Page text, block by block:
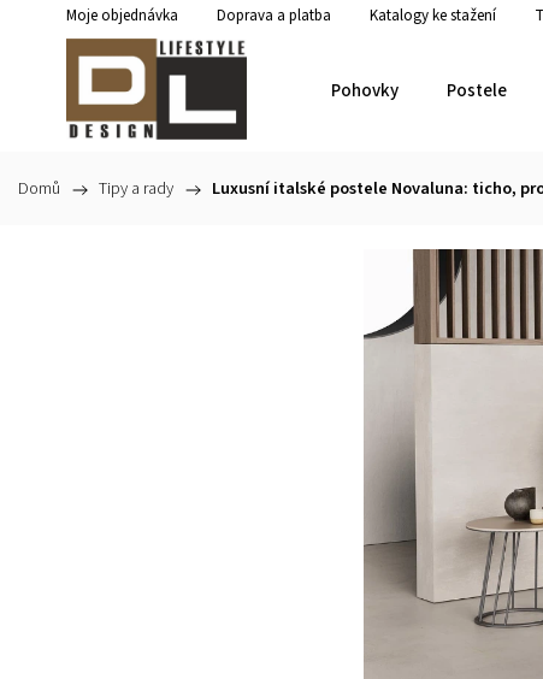
Moje objednávka Doprava a platba Katalogy ke stažení
Pohovky Postele
Domů / Tipy a rady / Luxusní italské postele Novaluna: ticho,